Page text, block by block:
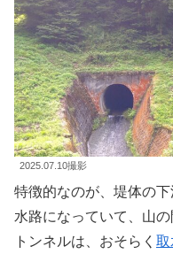
2025.07.10撮影
特徴的なのが、堤体の
水路になっていて、山
トンネルは、おそらく 取